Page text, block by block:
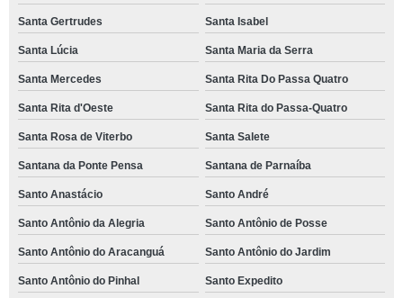
Santa Gertrudes Santa Isabel
Santa Lúcia Santa Maria da Serra
Santa Mercedes Santa Rita Do Passa Quatro
Santa Rita d'Oeste Santa Rita do Passa-Quatro
Santa Rosa de Viterbo Santa Salete
Santana da Ponte Pensa Santana de Parnaíba
Santo Anastácio Santo André
Santo Antônio da Alegria Santo Antônio de Posse
Santo Antônio do Aracanguá Santo Antônio do Jardim
Santo Antônio do Pinhal Santo Expedito